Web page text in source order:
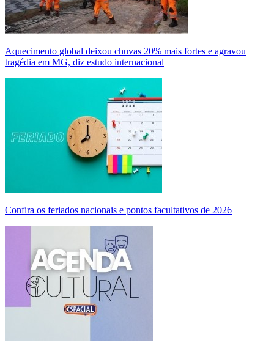
Aquecimento global deixou chuvas 20% mais fortes e agravou
tragédia em MG, diz estudo internacional
Confira os feriados nacionais e pontos facultativos de 2026